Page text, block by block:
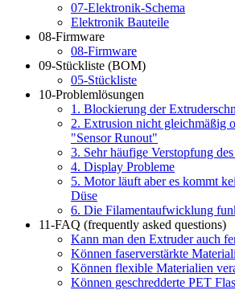
07-Elektronik-Schema
Elektronik Bauteile
08-Firmware
08-Firmware
09-Stückliste (BOM)
05-Stückliste
10-Problemlösungen
1. Blockierung der
2. Extrusion nicht gleichmäßig
"Sensor Runout"
3. Sehr häufige Verstopfung
4. Display Probleme
5. Motor läuft aber es kommt
Düse
6. Die Filamentaufwicklung
11-FAQ (frequently asked questions)
Kann man den Extruder auch
Können faserverstärkte
Können flexible Materialien
Können geschredderte PET